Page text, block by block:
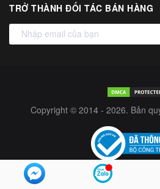
TRỞ THÀNH ĐỐI TÁC BÁN HÀNG
Copyright © 2014 - 2026. Bản